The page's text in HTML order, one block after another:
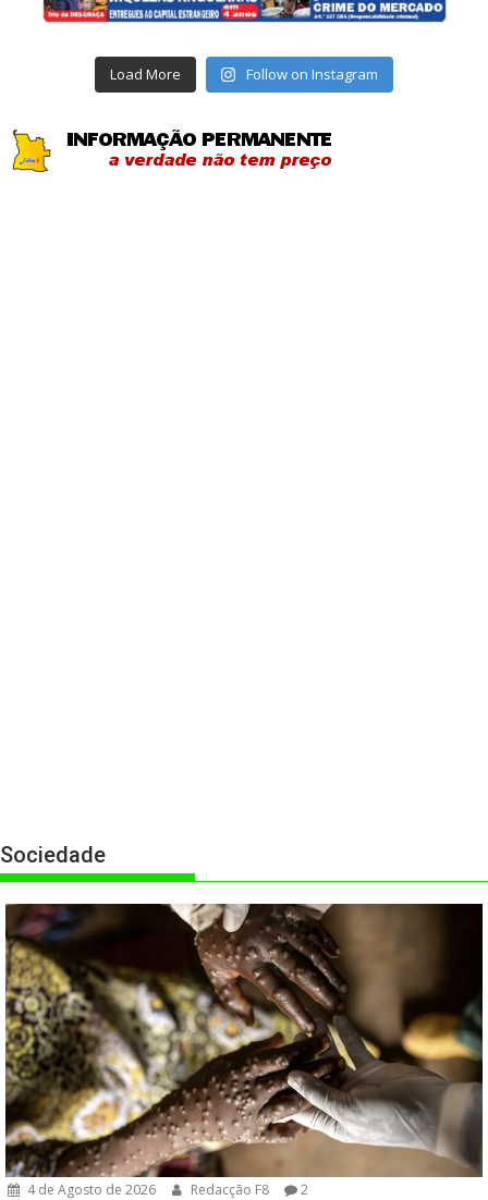
Load More Follow on Instagram
Sociedade
4 de Agosto de 2026 Redacção F8 2